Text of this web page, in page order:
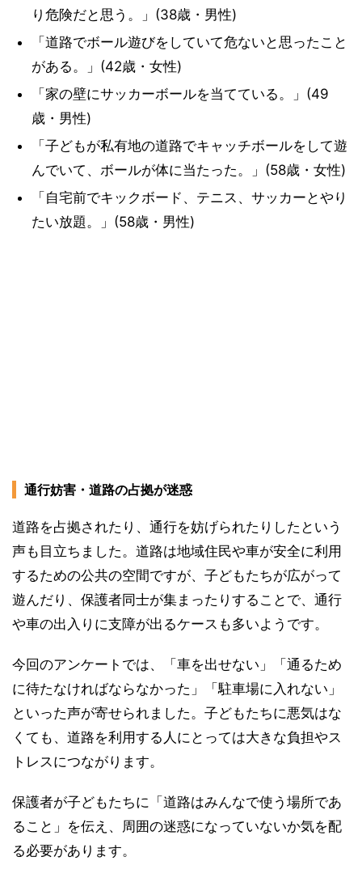
り危険だと思う。」(38歳・男性)
「道路でボール遊びをしていて危ないと思ったこと
がある。」(42歳・女性)
「家の壁にサッカーボールを当てている。」(49
歳・男性)
「子どもが私有地の道路でキャッチボールをして遊
んでいて、ボールが体に当たった。」(58歳・女性)
「自宅前でキックボード、テニス、サッカーとやり
たい放題。」(58歳・男性)
通行妨害・道路の占拠が迷惑
道路を占拠されたり、通行を妨げられたりしたという
声も目立ちました。道路は地域住民や車が安全に利用
するための公共の空間ですが、子どもたちが広がって
遊んだり、保護者同士が集まったりすることで、通行
や車の出入りに支障が出るケースも多いようです。
今回のアンケートでは、「車を出せない」「通るため
に待たなければならなかった」「駐車場に入れない」
といった声が寄せられました。子どもたちに悪気はな
くても、道路を利用する人にとっては大きな負担やス
トレスにつながります。
保護者が子どもたちに「道路はみんなで使う場所であ
ること」を伝え、周囲の迷惑になっていないか気を配
る必要があります。